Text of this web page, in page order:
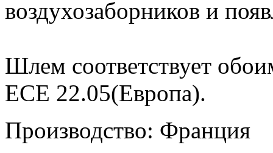
воздухозаборников и
Шлем соответствует
ECE 22.05(Европа).
Производство: Франция